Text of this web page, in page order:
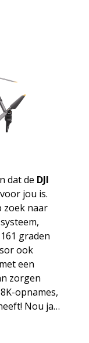
dat de DJI
jou is.
zoek naar
graden
ook
een
zorgen
opnames,
Nou ja…